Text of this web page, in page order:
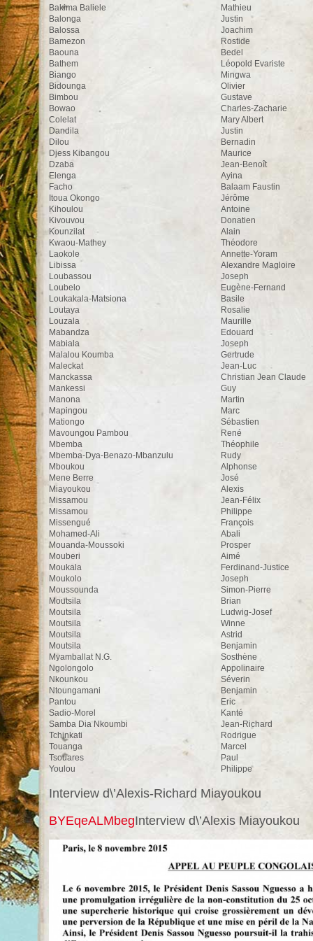
Bakima Baliele
Mathieu
Balonga
Justin
Balossa
Joachim
Bamezon
Rostide
Baouna
Bedel
Bathem
Léopold Evariste
Biango
Mingwa
Bidounga
Olivier
Bimbou
Gustave
Bowao
Charles-Zacharie
Colelat
Mary Albert
Dandila
Justin
Dilou
Bernadin
Djess Kibangou
Maurice
Dzaba
Jean-Benoît
Elenga
Ayina
Facho
Balaam Faustin
Itoua Okongo
Jérôme
Kihoulou
Antoine
Kivouvou
Donatien
Kounzilat
Alain
Kwaou-Mathey
Théodore
Laokole
Annette-Yoram
Libissa
Alexandre Magloire
Loubassou
Joseph
Loubelo
Eugène-Fernand
Loukakala-Matsiona
Basile
Loutaya
Rosalie
Louzala
Maurille
Mabandza
Edouard
Mabiala
Joseph
Malalou Koumba
Gertrude
Maleckat
Jean-Luc
Manckassa
Christian Jean Claude
Mankessi
Guy
Manona
Martin
Mapingou
Marc
Mationgo
Sébastien
Mavoungou Pambou
René
Mbemba
Théophile
Mbemba-Dya-Benazo-Mbanzulu
Rudy
Mboukou
Alphonse
Mene Berre
José
Miayoukou
Alexis
Missamou
Jean-Félix
Missamou
Philippe
Missengué
François
Mohamed-Ali
Abali
Mouanda-Moussoki
Prosper
Mouberi
Aimé
Moukala
Ferdinand-Justice
Moukolo
Joseph
Moussounda
Simon-Pierre
Moutsila
Brian
Moutsila
Ludwig-Josef
Moutsila
Winne
Moutsila
Astrid
Moutsila
Benjamin
Myamballat N.G.
Sosthène
Ngolongolo
Appolinaire
Nkounkou
Séverin
Ntoungamani
Benjamin
Pantou
Eric
Sadio-Morel
Kanté
Samba Dia Nkoumbi
Jean-Richard
Tchinkati
Rodrigue
Touanga
Marcel
Tsouares
Paul
Youlou
Philippe
Interview d\’Alexis-Richard Miayoukou
BYEqeALMbegInterview d\’Alexis Miayoukou